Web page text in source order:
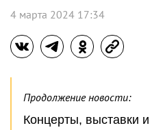
4 марта 2024 17:34
Продолжение новости:
Концерты, выставки и